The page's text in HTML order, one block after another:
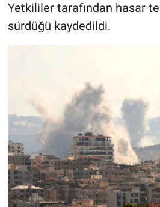
Yetkililer tarafından hasar
sürdüğü kaydedildi.